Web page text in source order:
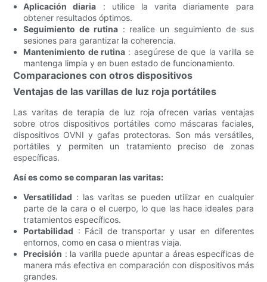
Aplicación diaria : utilice la varita diariamente para
obtener resultados óptimos.
Seguimiento de rutina: realice un seguimiento de sus
sesiones para garantizar la coherencia.
Mantenimiento de rutina: asegúrese de que la varilla se
mantenga limpia y en buen estado de funcionamiento.
Comparaciones con otros dispositivos
Ventajas de las varillas de luz roja portátiles
Las varitas de terapia de luz roja ofrecen varias ventajas
sobre otros dispositivos portátiles como máscaras faciales,
dispositivos OVNI y gafas protectoras. Son más versátiles,
portátiles y permiten un tratamiento preciso de zonas
específicas.
Así es como se comparan las varitas:
Versatilidad : las varitas se pueden utilizar en cualquier
parte de la cara o el cuerpo, lo que las hace ideales para
tratamientos específicos.
Portabilidad : Fácil de transportar y usar en diferentes
entornos, como en casa o mientras viaja.
Precisión : la varilla puede apuntar a áreas específicas de
manera más efectiva en comparación con dispositivos más
grandes.